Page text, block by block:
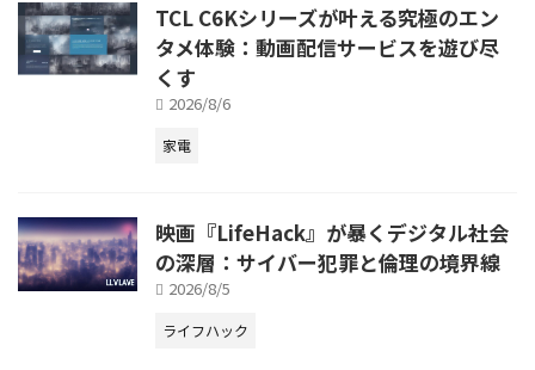
TCL C6Kシリーズが叶える究極のエン
タメ体験：動画配信サービスを遊び尽
くす
2026/8/6
家電
映画『LifeHack』が暴くデジタル社会
の深層：サイバー犯罪と倫理の境界線
2026/8/5
ライフハック